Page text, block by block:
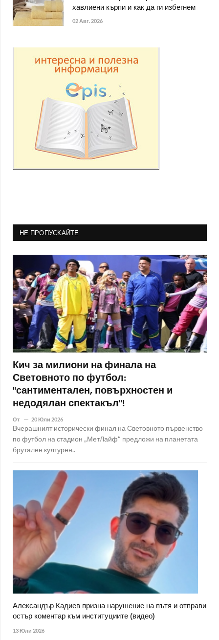
хавлиени кърпи и как да ги избегнем
02 Авг. 2026
НЕ ПРОПУСКАЙТЕ
Кич за милиони на финала на
Световното по футбол:
"сантиментален, повърхностен и
недодялан спектакъл"!
От 20 Юли 2026
Вчерашният исторически финал на Световното първенство
по футбол на стадион „МетЛайф“ предложи на планетата
брутален културен..
Александър Кадиев призна нарушение на пътя и отправи
остър коментар към институциите (видео)
13 Юли 2026